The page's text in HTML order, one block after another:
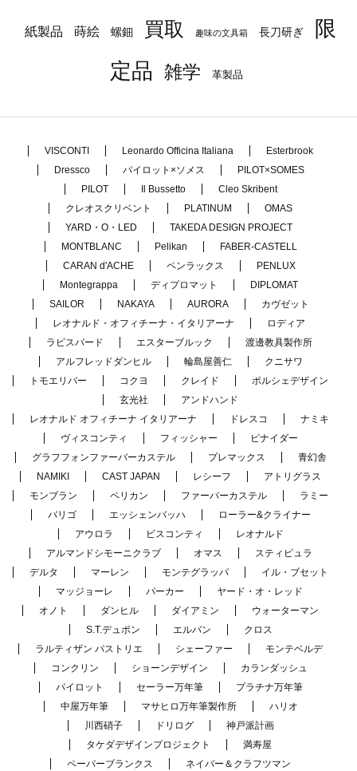
紙製品 蒔絵 螺鈿 買取 趣味の文具箱 長刀研ぎ
限
定品
雑学 革製品
VISCONTI Leonardo Officina Italiana
Esterbrook
Dressco
パイロット×ソメス
PILOT×SOMES
PILOT
Il Bussetto
Cleo Skribent
クレオスクリベント
PLATINUM
OMAS
YARD・O・LED
TAKEDA DESIGN PROJECT
MONTBLANC
Pelikan
FABER-CASTELL
CARAN d'ACHE
ペンラックス
PENLUX
Montegrappa
ディプロマット
DIPLOMAT
SAILOR
NAKAYA AURORA
カヴゼット
レオナルド・オフィチーナ・イタリアーナ
ロディア
ラピスバード
エスターブルック
渡邊教具製作所
アルフレッドダンヒル
輪島屋善仁
クニサワ
トモエリバー
コクヨ クレイド
ポルシェデザイン
玄光社
アンドハンド
レオナルド オフィチーナ イタリアーナ
ドレスコ
ナミキ
ヴィスコンティ
フィッシャー
ピナイダー
グラフフォンファーバーカステル
プレマックス
青幻舎
NAMIKI
CAST JAPAN レシーフ
アトリグラス
モンブラン
ペリカン ファーバーカステル
ラミー
バリゴ
エッシェンバッハ
ローラー&クライナー
アウロラ
ビスコンティ
レオナルド
アルマンドシモーニクラブ
オマス
スティピュラ
デルタ
マーレン モンテグラッパ
イル・ブセット
マッジョーレ
パーカー
ヤード・オ・レッド
オノト
ダンヒル ダイアミン
ウォーターマン
S.T.デュポン
エルバン
クロス
ラルティザン パストリエ
シェーファー
モンテベルデ
コンクリン
ショーンデザイン
カランダッシュ
パイロット
セーラー万年筆
プラチナ万年筆
中屋万年筆
マサヒロ万年筆製作所
ハリオ
川西硝子
ドリログ
神戸派計画
タケダデザインプロジェクト
満寿屋
ペーパーブランクス
ネイバー＆クラフツマン